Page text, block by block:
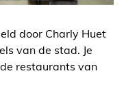
door Charly Huet
van de stad. Je
restaurants van